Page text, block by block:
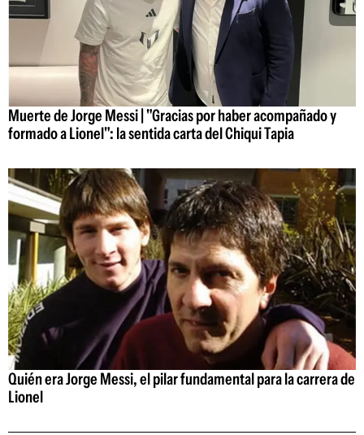
Muerte de Jorge Messi | "Gracias por haber acompañado y
formado a Lionel": la sentida carta del Chiqui Tapia
Quién era Jorge Messi, el pilar fundamental para la carrera de
Lionel